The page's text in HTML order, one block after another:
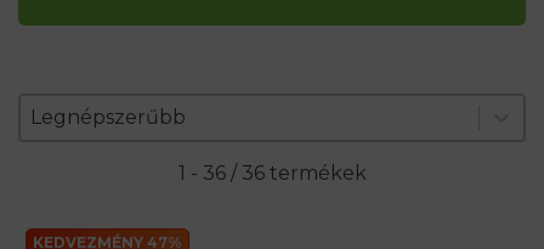
Zoradenie produktov
Sort content
Legnépszerűbb
Sort content
1 - 36 / 36 termékek
KEDVEZMÉNY 47%